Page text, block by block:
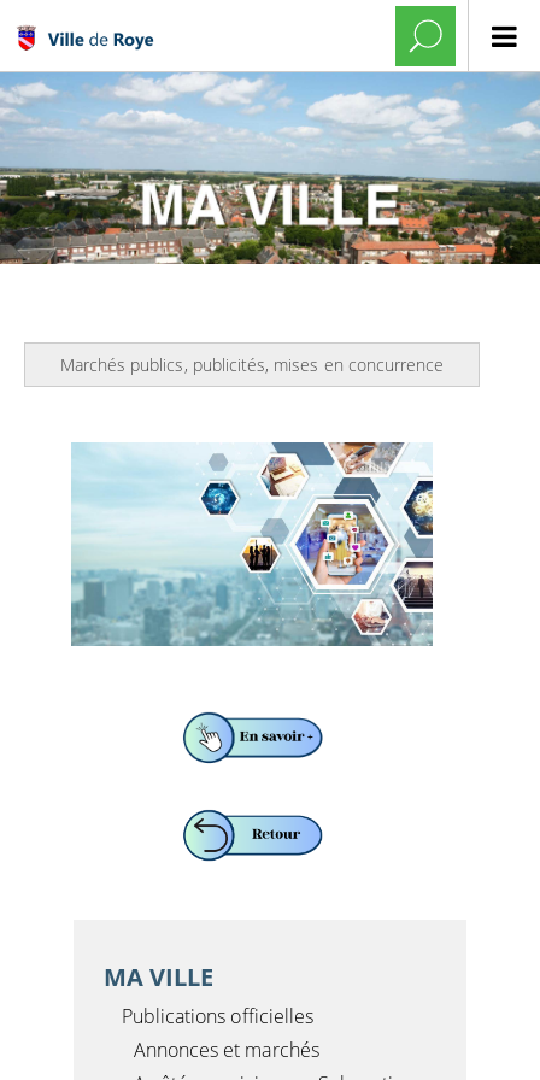
Marchés publics, publicités, mises en concurrence
MA VILLE
Publications officielles
Annonces et marchés